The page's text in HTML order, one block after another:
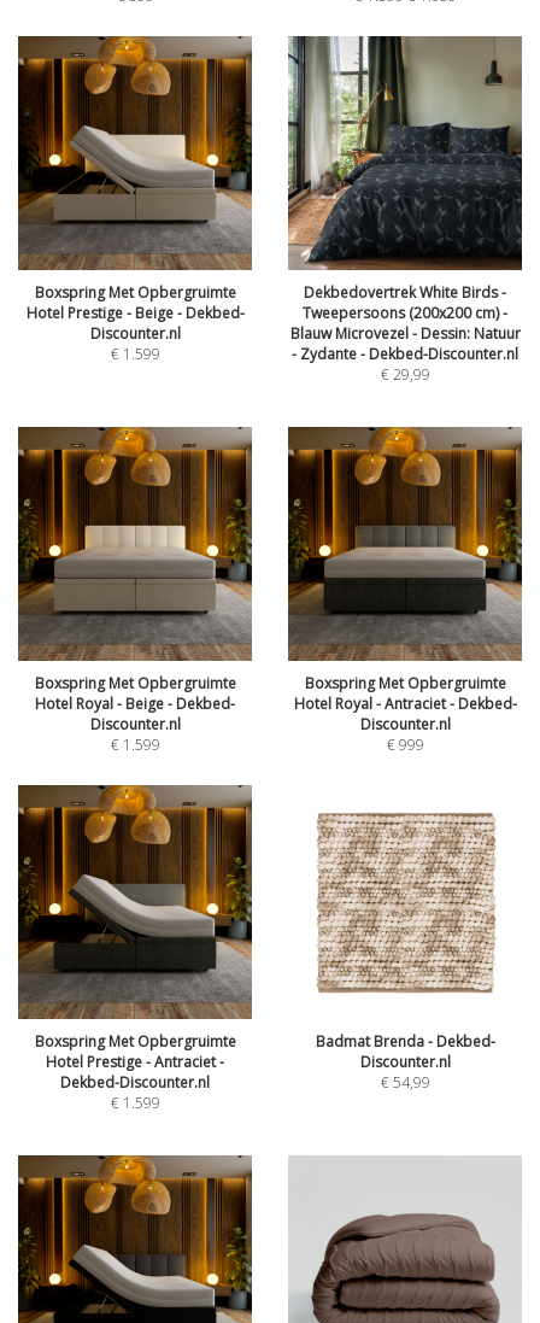
Boxspring Met Opbergruimte
Hotel Prestige - Beige - Dekbed-
Discounter.nl
€ 1.599
Dekbedovertrek White Birds -
Tweepersoons (200x200 cm) -
Blauw Microvezel - Dessin: Natuur
- Zydante - Dekbed-Discounter.nl
€29,99
Boxspring Met Opbergruimte
Hotel Royal - Beige - Dekbed-
Discounter.nl
€ 1.599
Boxspring Met Opbergruimte
Hotel Royal - Antraciet - Dekbed-
Discounter.nl
€999
Boxspring Met Opbergruimte
Hotel Prestige - Antraciet -
Dekbed-Discounter.nl
€ 1.599
Badmat Brenda - Dekbed-
Discounter.nl
€54,99